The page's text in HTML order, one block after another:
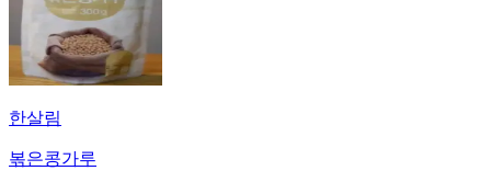
한살림
볶은콩가루